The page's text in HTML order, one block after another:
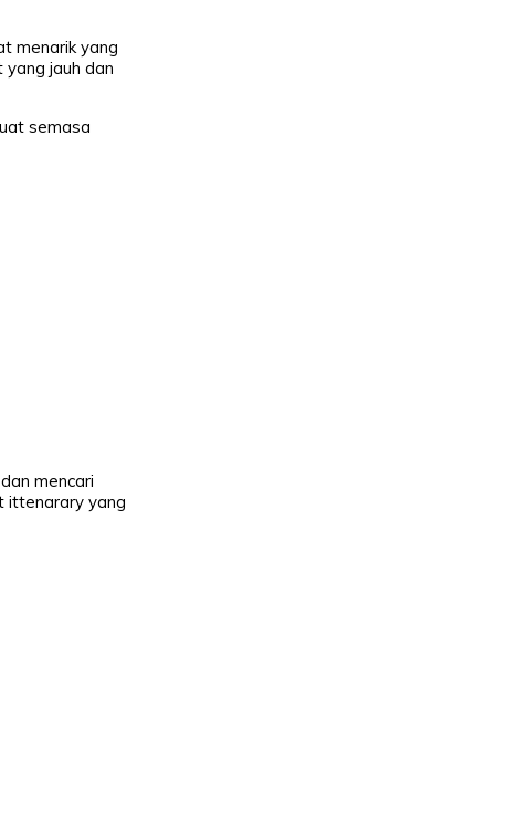
menarik yang
yang jauh dan
semasa
dan mencari
ittenarary yang